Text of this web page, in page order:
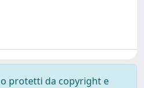
protetti da copyright e